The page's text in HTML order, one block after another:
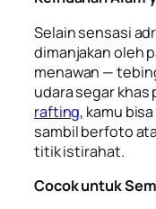
Selain sensasi
dimanjakan oleh
menawan —
udara segar
rafting, kamu
sambil berfoto
titik istirahat.
Cocok untuk